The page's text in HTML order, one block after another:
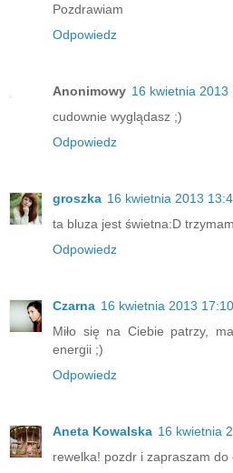
Pozdrawiam
Odpowiedz
Anonimowy 16 kwietnia 2013
cudownie wyglądasz ;)
Odpowiedz
groszka 16 kwietnia 2013
ta bluza jest świetna:D
Odpowiedz
Czarna 16 kwietnia 2013 17:10
Miło się na Ciebie patrzy,
energii ;)
Odpowiedz
Aneta Kowalska 16 kwietnia
rewelka! pozdr i zapraszam